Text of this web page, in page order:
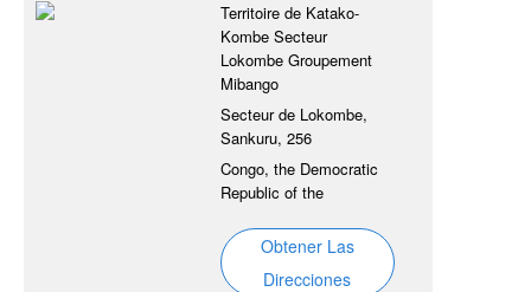
Territoire de Katako-
Kombe Secteur
Lokombe Groupement
Mibango
Secteur de Lokombe,
Sankuru, 256
Congo, the Democratic
Republic of the
Obtener Las
Direcciones